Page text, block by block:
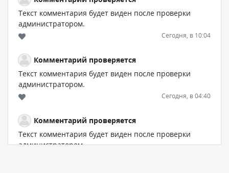
Текст комментария будет виден после проверки
администратором.
Сегодня, в 10:04
Комментарий проверяется
Текст комментария будет виден после проверки
администратором.
Сегодня, в 04:40
Комментарий проверяется
Текст комментария будет виден после проверки
администратором.